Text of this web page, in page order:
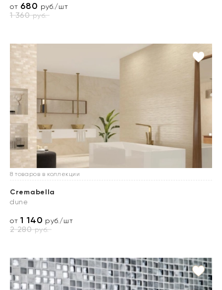
от 680 руб./шт
1 360руб.
8 товаров в коллекции
Cremabella
dune
от1 140 руб./шт
2 280руб.